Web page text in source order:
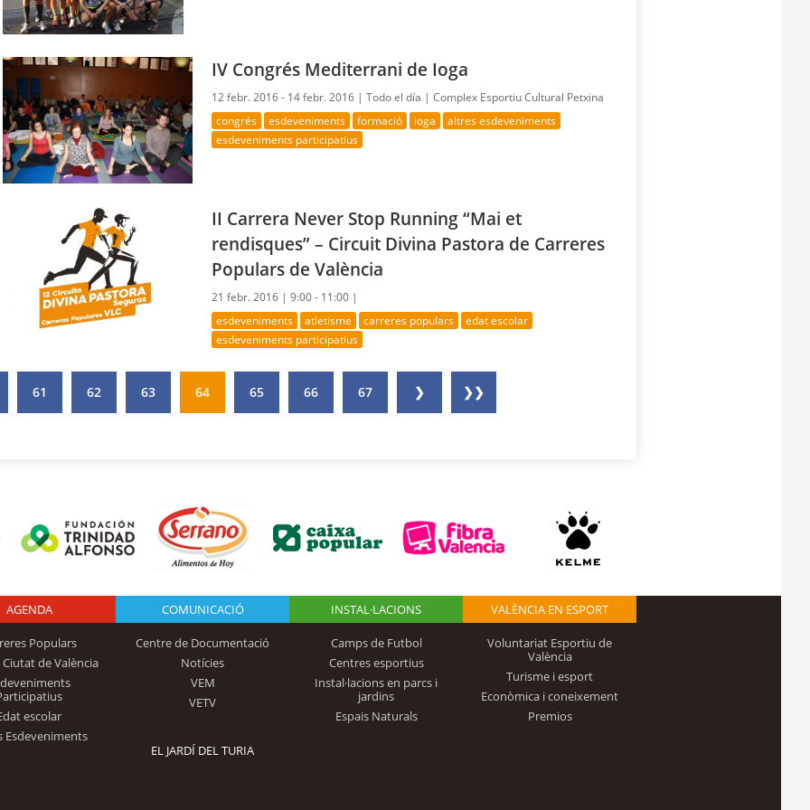
IV Congrés Mediterrani de Ioga
12 febr. 2016 - 14 febr. 2016 |Todo el día |Complex Esportiu Cultural Petxina
congrés esdeveniments formació ioga
altres esdeveniments
esdeveniments participatius
II Carrera Never Stop Running “Mai et
rendisques” – Circuit Divina Pastora de Carreres
Populars de València
21 febr. 2016 |9:00 - 11:00 |
esdeveniments atletisme carreres populars
edat escolar
esdeveniments participatius
61 62 63 64 65 66 67 ❯ ❯❯
Logo Fundación
Trinidad Alfonso
AGENDA
Populars
de València
escolar
Esdeveniments
COMUNICACIÓ
Centre de Documentació
Notícies
VEM
VETV
INSTAL·LACIONS
Camps de Futbol
Centres esportius
Instal·lacions en parcs i
jardins
Espais Naturals
VALÈNCIA EN ESPORT
Voluntariat Esportiu de
València
Turisme i esport
Econòmica i coneixement
Premios
EL JARDÍ DEL TURIA